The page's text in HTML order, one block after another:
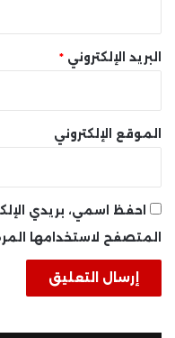
البريد الإلكتروني *
الموقع الإلكتروني
احفظ اسمي، بريدي
المتصفح لاستخدامها